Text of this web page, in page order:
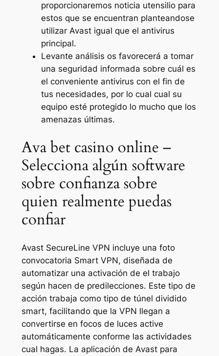
proporcionaremos noticia utensilio para
estos que se encuentran planteandose
utilizar Avast igual que el antivirus
principal.
Levante análisis os favorecerá a tomar
una seguridad informada sobre cuál es
el conveniente antivirus con el fin de
tus necesidades, por lo cual cual su
equipo esté protegido lo mucho que los
amenazas últimas.
Ava bet casino online –
Selecciona algún software
sobre confianza sobre
quien realmente puedas
confiar
Avast SecureLine VPN incluye una foto
convocatoria Smart VPN, diseñada de
automatizar una activación de el trabajo
según hacen de predilecciones. Este tipo de
acción trabaja como tipo de túnel dividido
smart, facilitando que la VPN llegan a
convertirse en focos de luces active
automáticamente conforme las actividades
cual hagas. La aplicación de Avast para